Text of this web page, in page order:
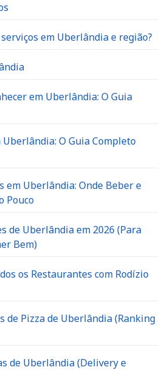
em Uberlândia e região?
em Uberlândia: O Guia
O Guia Completo
em Uberlândia: Onde Beber e
Pouco
de Uberlândia em 2026 (Para
Bem)
os Restaurantes com Rodízio
de Pizza de Uberlândia (Ranking
de Uberlândia (Delivery e